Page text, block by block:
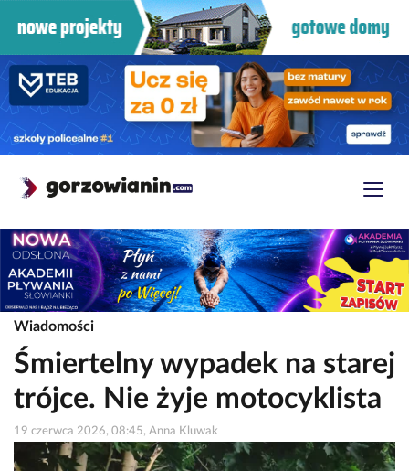
Wiadomości
Śmiertelny wypadek na starej
trójce. Nie żyje motocyklista
19 czerwca 2026, 08:45, Anna Kluwak